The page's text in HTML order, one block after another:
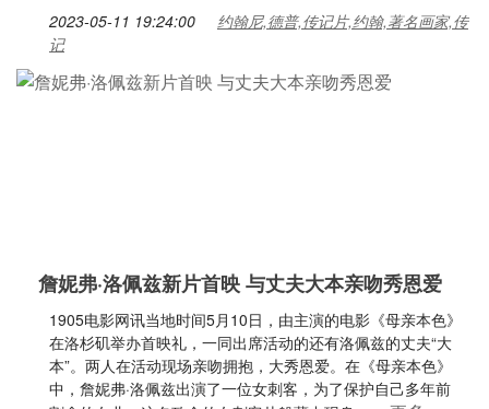
2023-05-11 19:24:00
约翰尼,德普,传记片,约翰,著名画家,传
记
詹妮弗·洛佩兹新片首映 与丈夫大本亲吻秀恩爱
1905电影网讯当地时间5月10日，由主演的电影《母亲本色》
在洛杉矶举办首映礼，一同出席活动的还有洛佩兹的丈夫“大
本”。两人在活动现场亲吻拥抱，大秀恩爱。在《母亲本色》
中，詹妮弗·洛佩兹出演了一位女刺客，为了保护自己多年前